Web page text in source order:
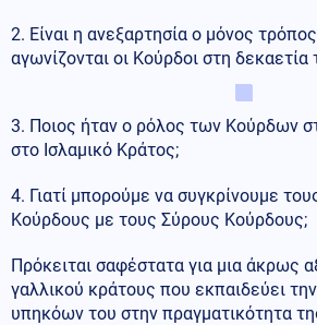
2. Είναι η ανεξαρτησία ο μόνος
αγωνίζονται οι Κούρδοι στη
3. Ποιος ήταν ο ρόλος των Κούρδων
στο Ισλαμικό Κράτος;
4. Γιατί μπορούμε να συγκρίνουμε
Κούρδους με τους Σύρους Κούρδους;
Πρόκειται σαφέστατα για μια άκρως
γαλλικού κράτους που εκπαιδεύει
υπηκόων του στην πραγματικότητα